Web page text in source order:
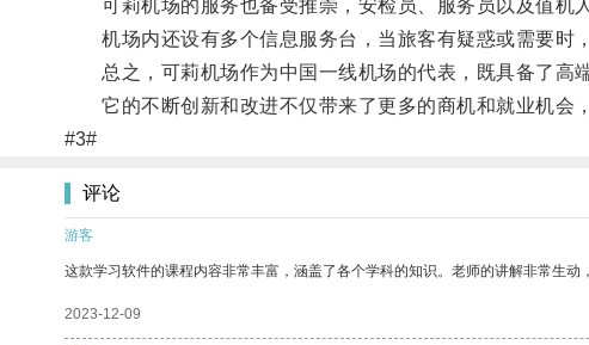
可莉机场的服务也备受推崇，安检员、服务员以及值机
机场内还设有多个信息服务台，当旅客有疑惑或需要时
总之，可莉机场作为中国一线机场的代表，既具备了高端
它的不断创新和改进不仅带来了更多的商机和就业机会
#3#
评论
游客
这款学习软件的课程内容非常丰富，涵盖了各个学科的知识。老师的讲解非常生动
2023-12-09